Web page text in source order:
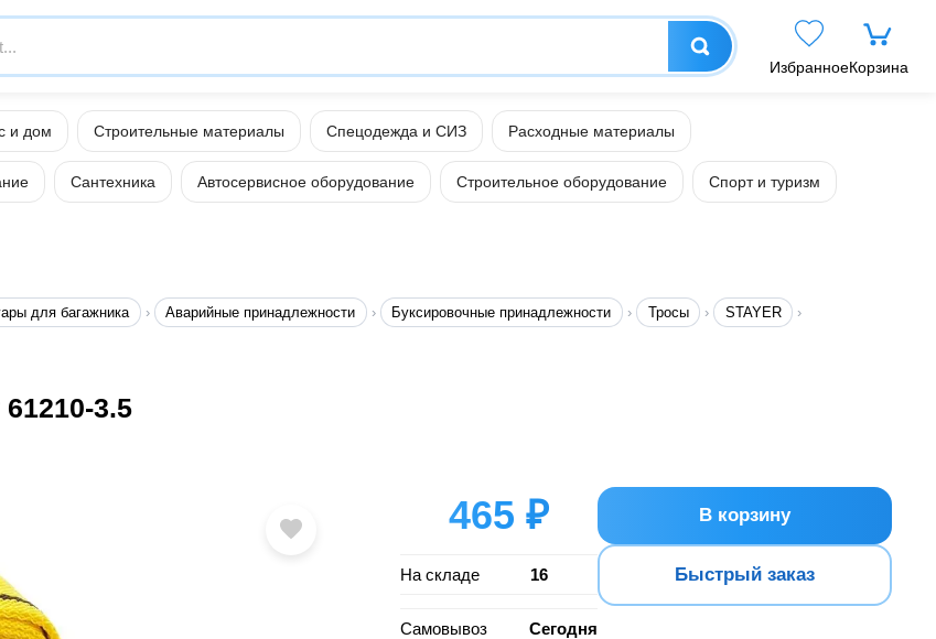
ИзбранноеКорзина
и дом Строительные материалы Спецодежда и СИЗ Расходные материалы
Сантехника Автосервисное оборудование Строительное оборудование Спорт и туризм
для багажника Аварийные принадлежности Буксировочные принадлежности Тросы
STAYER
3.5
465 ₽
На складе 16
Самовывоз Сегодня
В корзину
Быстрый заказ